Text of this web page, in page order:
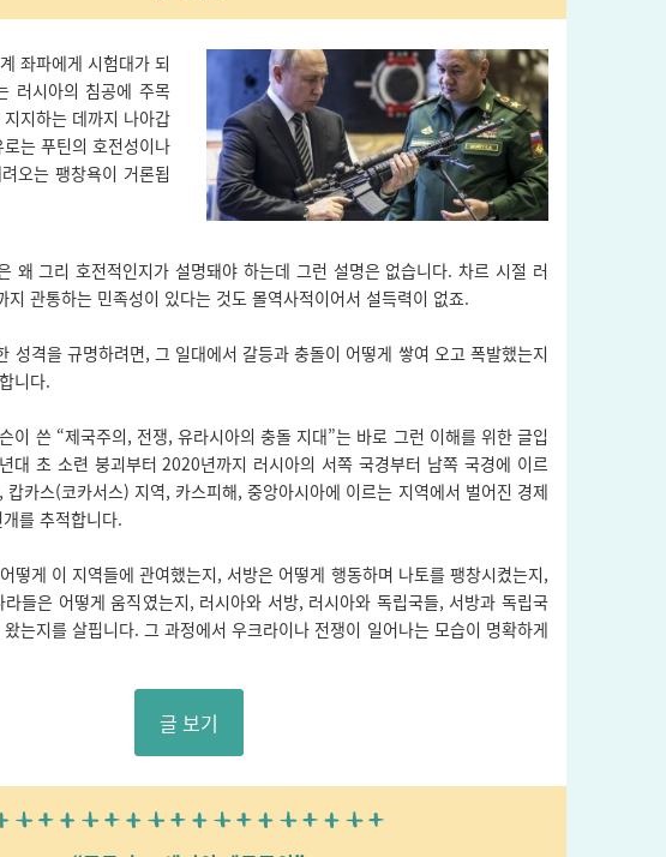
좌파에게 시험대가 되
러시아의 침공에 주목
지하는 데까지 나아갑
는 푸틴의 호전성이나
오는 팽창욕이 거론됩
왜 그리 호전적인지가 설명돼야 하는데 그런 설명은 없습니다. 차르 시절 러
지 관통하는 민족성이 있다는 것도 몰역사적이어서 설득력이 없죠.
성격을 규명하려면, 그 일대에서 갈등과 충돌이 어떻게 쌓여 오고 폭발했는지
니다.
이 쓴 “제국주의, 전쟁, 유라시아의 충돌 지대”는 바로 그런 이해를 위한 글입
대 초 소련 붕괴부터 2020년까지 러시아의 서쪽 국경부터 남쪽 국경에 이르
카스(코카서스) 지역, 카스피해, 중앙아시아에 이르는 지역에서 벌어진 경제
개를 추적합니다.
떻게 이 지역들에 관여했는지, 서방은 어떻게 행동하며 나토를 팽창시켰는지,
들은 어떻게 움직였는지, 러시아와 서방, 러시아와 독립국들, 서방과 독립국
는지를 살핍니다. 그 과정에서 우크라이나 전쟁이 일어나는 모습이 명확하게
글 보기